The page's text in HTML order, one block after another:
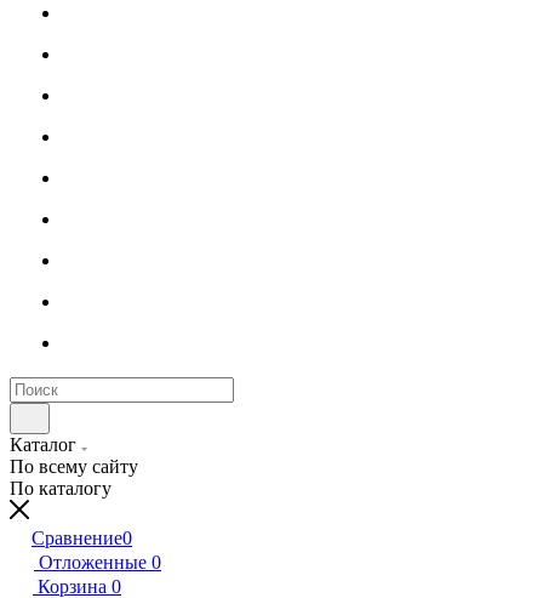
Каталог
По всему сайту
По каталогу
Сравнение0
Отложенные 0
Корзина 0